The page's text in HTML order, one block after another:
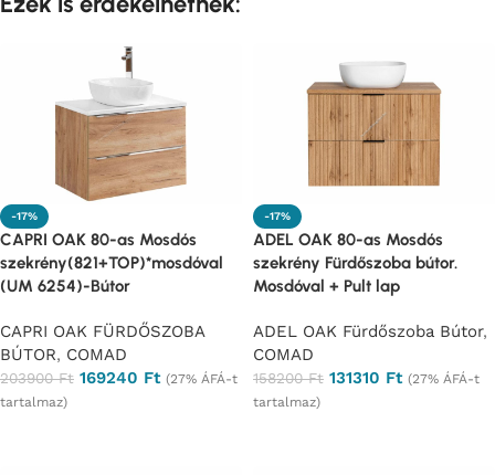
-17%
CAPRI OAK 80-as Mosdós
szekrény(821+TOP)*mosdóval
(UM 6254)-Bútor
CAPRI OAK FÜRDŐSZOBA
BÚTOR, COMAD
203900Ft 169240 Ft (27% ÁFÁ-t
tartalmaz)
-17%
ADEL OAK 80-as Mosdós
szekrény Fürdőszoba bútor.
Mosdóval + Pult lap
ADEL OAK Fürdőszoba Bútor,
COMAD
158200Ft 131310 Ft (27% ÁFÁ-t
tartalmaz)